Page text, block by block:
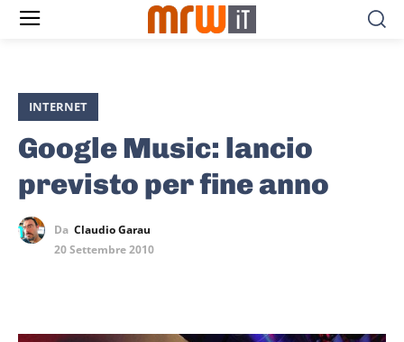
INTERNET
Google Music: lancio
previsto per fine anno
Da Claudio Garau
20 Settembre 2010